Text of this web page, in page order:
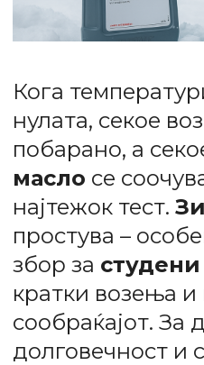
Кога
нулата, секоe
побарано, а
масло се
најтежок тест.
простува –
збор за
кратки возења и
сообраќајот. За
долговечност и